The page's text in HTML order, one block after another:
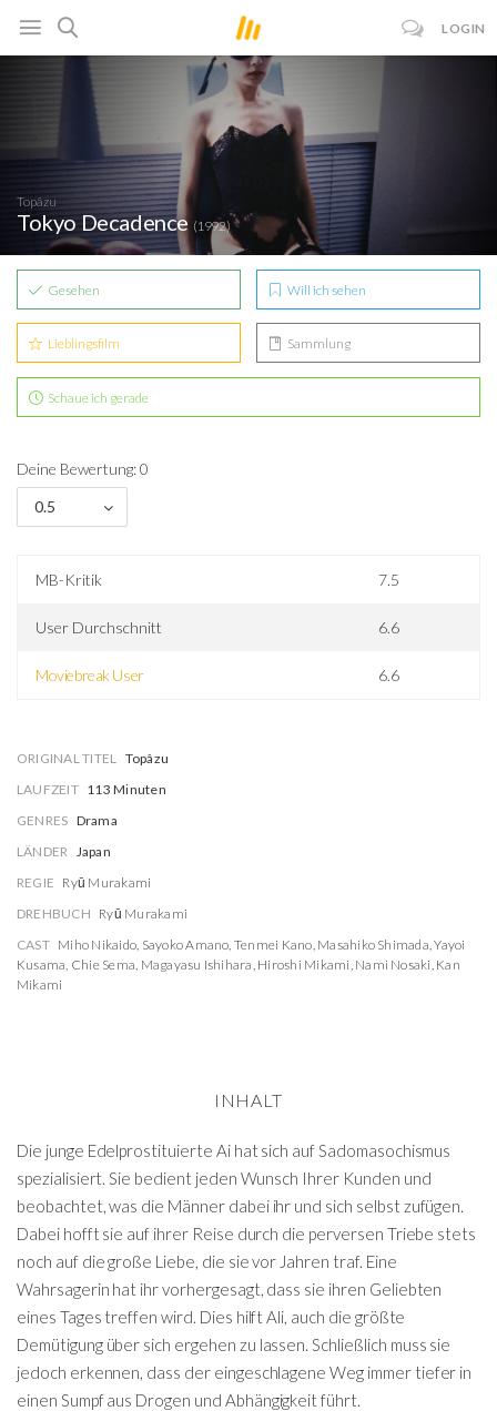
LOGIN
Topâzu
Tokyo Decadence (1992)
Gesehen Will ich sehen
Lieblingsfilm Sammlung
Schaue ich gerade
Deine Bewertung: 0
0.5
MB-Kritik 7.5
User Durchschnitt 6.6
Moviebreak User 6.6
ORIGINAL TITEL Topâzu
LAUFZEIT 113 Minuten
GENRES Drama
LÄNDER Japan
REGIE Ryū Murakami
DREHBUCH Ryū Murakami
CAST Miho Nikaido, Sayoko Amano, Tenmei Kano, Masahiko Shimada,Yayoi
Kusama, Chie Sema, Magayasu Ishihara, Hiroshi Mikami, Nami Nosaki, Kan
Mikami
INHALT
Die junge Edelprostituierte Ai hat sich auf Sadomasochismus
spezialisiert. Sie bedient jeden Wunsch Ihrer Kunden und
beobachtet, was die Männer dabei ihr und sich selbst zufügen.
Dabei hofft sie auf ihrer Reise durch die perversen Triebe stets
noch auf die große Liebe, die sie vor Jahren traf. Eine
Wahrsagerin hat ihr vorhergesagt, dass sie ihren Geliebten
eines Tages treffen wird. Dies hilft Ali, auch die größte
Demütigung über sich ergehen zu lassen. Schließlich muss sie
jedoch erkennen, dass der eingeschlagene Weg immer tiefer in
einen Sumpf aus Drogen und Abhängigkeit führt.